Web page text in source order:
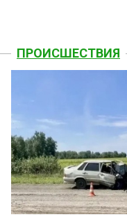
ПРОИСШЕСТВИЯ